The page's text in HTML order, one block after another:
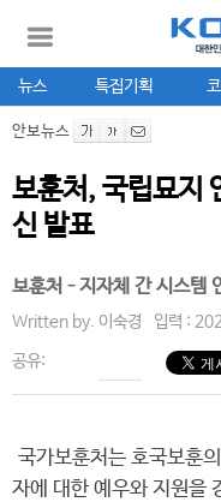
뉴스 특집기획
안보뉴스
보훈처, 국립묘지
신 발표
보훈처–지자체 간 시스템
Written by. 이숙경 입력 :
공유:
국가보훈처는 호국보훈
자에 대한 예우와 지원을